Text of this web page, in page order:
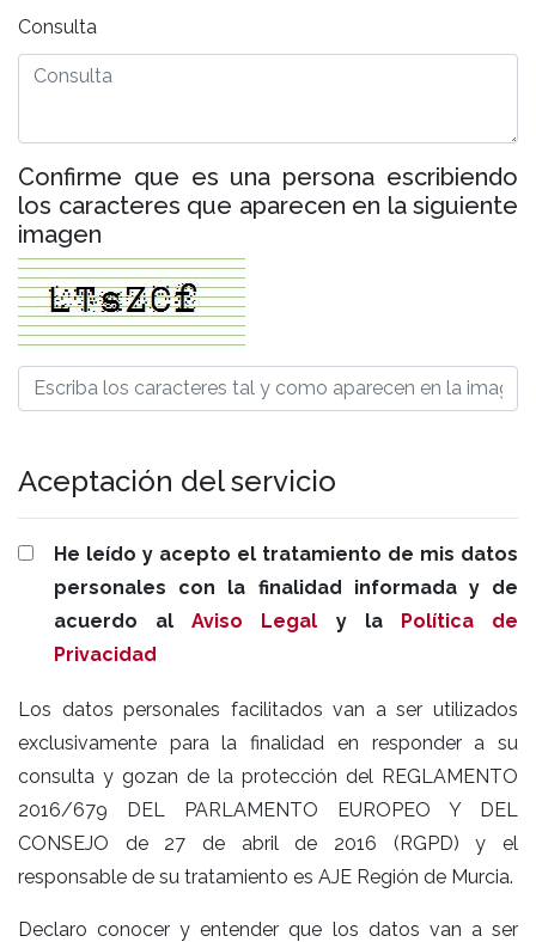
Consulta
Confirme que es una persona escribiendo
los caracteres que aparecen en la siguiente
imagen
Aceptación del servicio
He leído y acepto el tratamiento de mis datos
personales con la finalidad informada y de
acuerdo alAviso Legal y la Política de
Privacidad
Los datos personales facilitados van a ser utilizados
exclusivamente para la finalidad en responder a su
consulta y gozan de la protección del REGLAMENTO
2016/679 DEL PARLAMENTO EUROPEO Y DEL
CONSEJO de 27 de abril de 2016 (RGPD) y el
responsable de su tratamiento es AJE Región de Murcia.
Declaro conocer y entender que los datos van a ser